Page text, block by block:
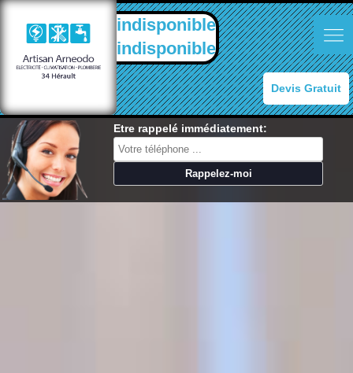
indisponible
indisponible
Devis Gratuit
Etre rappelé immédiatement: